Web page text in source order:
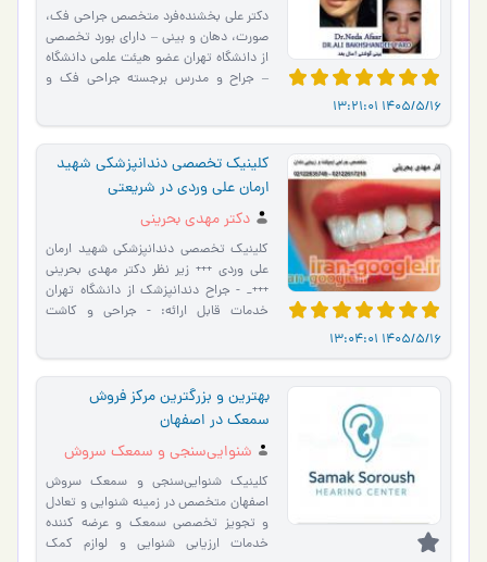
1405/5/16 13:21:01
دکتر علی بخشنده‌فرد متخصص جراحی فک،
صورت، دهان و بینی – دارای بورد تخصصی
از دانشگاه تهران عضو هیئت علمی دانشگاه
– جراح و مدرس برجسته جراحی فک و
1405/5/16 13:04:01
کلینیک تخصصی دندانپزشکی شهید
ارمان علی وردی در شریعتی
دکتر مهدی بحرینی
کلینیک تخصصی دندانپزشکی شهید ارمان
علی وردی +++ زیر نظر دکتر مهدی بحرینی
+++_ - جراح دندانپزشک از دانشگاه تهران
خدمات قابل ارائه: - جراحی و کاشت
بهترین و بزرگترین مرکز فروش
سمعک در اصفهان
شنوایی‌سنجی و سمعک سروش
اصفهان
کلینیک شنوایی‌سنجی و سمعک سروش
اصفهان متخصص در زمینه شنوایی و تعادل
و تجویز تخصصی سمعک و عرضه کننده
خدمات ارزیابی شنوایی و لوازم کمک